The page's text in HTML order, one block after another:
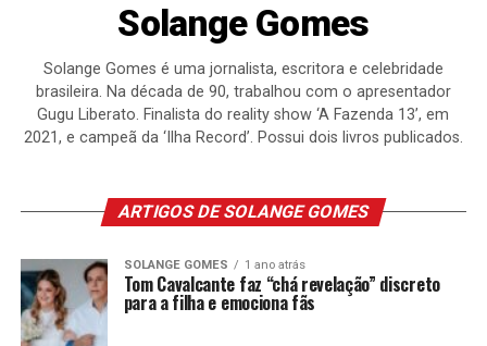
Solange Gomes
Solange Gomes é uma jornalista, escritora e celebridade
brasileira. Na década de 90, trabalhou com o apresentador
Gugu Liberato. Finalista do reality show ‘A Fazenda 13’, em
2021, e campeã da ‘Ilha Record’. Possui dois livros publicados.
ARTIGOS DE SOLANGE GOMES
SOLANGE GOMES 1 ano atrás
Tom Cavalcante faz “chá revelação” discreto
para a filha e emociona fãs